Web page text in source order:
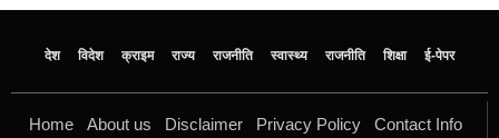
देश विदेश क्राइम राज्य राजनीति स्वास्थ्य राजनीति शिक्षा ई-पेपर
Home About us Disclaimer Privacy Policy
Contact Info